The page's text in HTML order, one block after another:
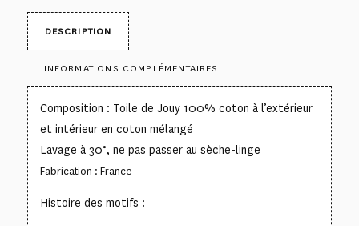
DESCRIPTION
INFORMATIONS COMPLÉMENTAIRES
Composition : Toile de Jouy 100% coton à l’extérieur
et intérieur en coton mélangé
Lavage à 30°, ne pas passer au sèche-linge
Fabrication : France
Histoire des motifs :